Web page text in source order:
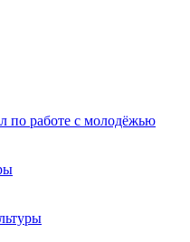
по работе с молодёжью